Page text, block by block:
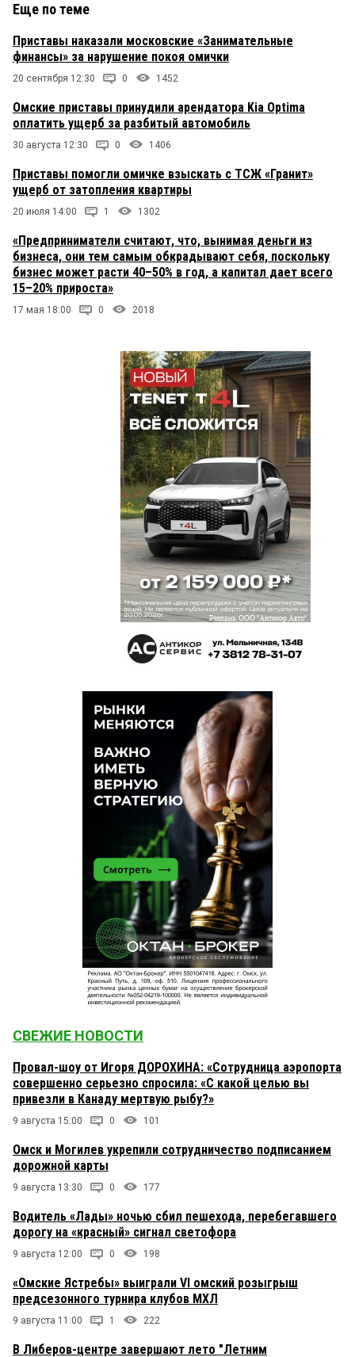
Еще по теме
Приставы наказали московские «Занимательные
финансы» за нарушение покоя омички
20 сентября 12:30 0 1452
Омские приставы принудили арендатора Kia Optima
оплатить ущерб за разбитый автомобиль
30 августа 12:30 0 1406
Приставы помогли омичке взыскать с ТСЖ «Гранит»
ущерб от затопления квартиры
20 июля 14:00 1 1302
«Предприниматели считают, что, вынимая деньги из
бизнеса, они тем самым обкрадывают себя, поскольку
бизнес может расти 40–50% в год, а капитал дает всего
15–20% прироста»
17 мая 18:00 0 2018
СВЕЖИЕ НОВОСТИ
Провал-шоу от Игоря ДОРОХИНА: «Сотрудница аэропорта
совершенно серьезно спросила: «С какой целью вы
привезли в Канаду мертвую рыбу?»
9 августа 15:00 0 101
Омск и Могилев укрепили сотрудничество подписанием
дорожной карты
9 августа 13:30 0 177
Водитель «Лады» ночью сбил пешехода, перебегавшего
дорогу на «красный» сигнал светофора
9 августа 12:00 0 198
«Омские Ястребы» выиграли VI омский розыгрыш
предсезонного турнира клубов МХЛ
9 августа 11:00 1 222
В Либеров-центре завершают лето "Летним